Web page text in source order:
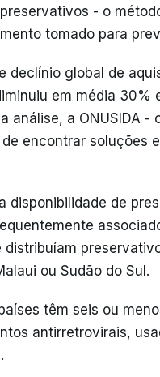
- o
tomado para
declínio global de
em média 30%
análise, a ONUSIDA
encontrar soluções
disponibilidade de
ou Sudão do Sul.
têm seis ou
antirretrovirais,